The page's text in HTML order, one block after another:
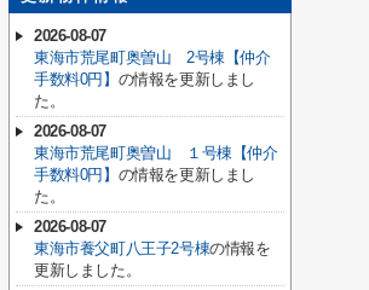
2026-08-07
東海市荒尾町奥曽山 2号棟【仲介
手数料0円】 の情報を更新しまし
た。
2026-08-07
東海市荒尾町奥曽山 １号棟【仲介
手数料0円】 の情報を更新しまし
た。
2026-08-07
東海市養父町八王子2号棟の情報を
更新しました。